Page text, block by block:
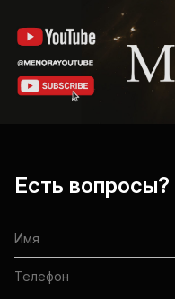
Есть вопросы?